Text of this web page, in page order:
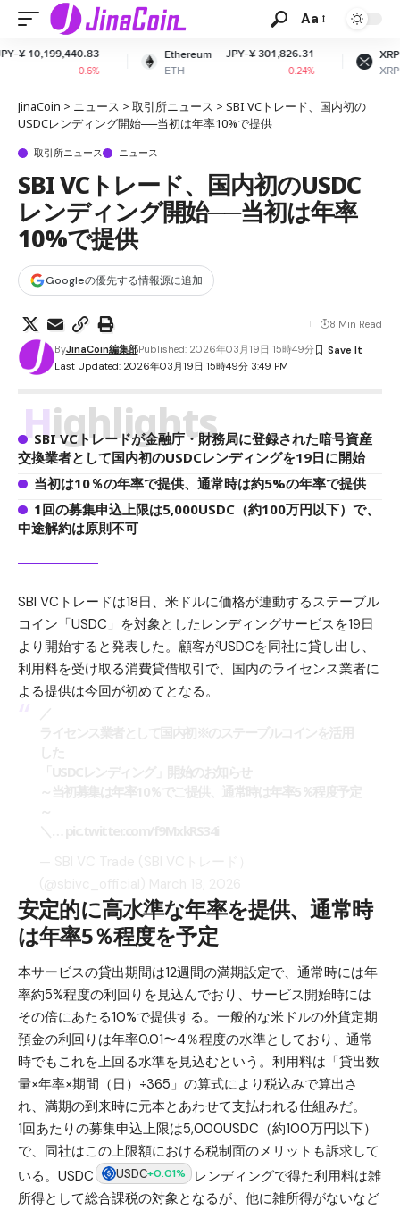
Aa
Ethereum
ETH
JPY-¥ 301,826.31
XRP
XRP
JPY-¥ 162.68
-2.06%
JinaCoin > ニュース > 取引所ニュース > SBI VCトレード、国内初の
USDCレンディング開始──当初は年率10%で提供
取引所ニュース ニュース
SBI VCトレード、国内初のUSDC
レンディング開始──当初は年率
10%で提供
Googleの優先する情報源に追加
Last Updated: 2026年03月19日 15時49分 3:49 PM
ByJinaCoin編集部Published: 2026年03月19日 15時49分
8 Min Read
Highlights
SBI VCトレードが金融庁・財務局に登録された暗号資産
交換業者として国内初のUSDCレンディングを19日に開始
当初は10％の年率で提供、通常時は約5%の年率で提供
1回の募集申込上限は5,000USDC（約100万円以下）で、
中途解約は原則不可
SBI VCトレードは18日、米ドルに価格が連動するステーブル
コイン「USDC」を対象としたレンディングサービスを19日
より開始すると発表した。顧客がUSDCを同社に貸し出し、
利用料を受け取る消費貸借取引で、国内のライセンス業者に
よる提供は今回が初めてとなる。
安定的に高水準な年率を提供、通常時
は年率5％程度を予定
本サービスの貸出期間は12週間の満期設定で、通常時には年
率約5%程度の利回りを見込んでおり、サービス開始時には
その倍にあたる10%で提供する。一般的な米ドルの外貨定期
預金の利回りは年率0.01〜4％程度の水準としており、通常
時でもこれを上回る水準を見込むという。利用料は「貸出数
量×年率×期間（日）÷365」の算式により税込みで算出さ
れ、満期の到来時に元本とあわせて支払われる仕組みだ。
1回あたりの募集申込上限は5,000USDC（約100万円以下）
で、同社はこの上限額における税制面のメリットも訴求して
いる。USDC
USDC+0.01%
レンディングで得た利用料は雑
所得として総合課税の対象となるが、他に雑所得がないなど